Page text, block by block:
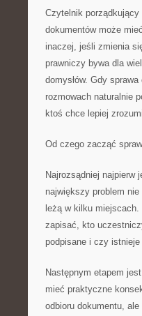
Czytelnik porządkujący
dokumentów może
inaczej, jeśli zmienia
prawniczy bywa dla
domysłów. Gdy
rozmowach naturalnie
ktoś chce lepiej
Od czego zacząć
Najrozsądniej najpierw
największy problem
leżą w kilku
zapisać, kto
podpisane i czy
Następnym etapem
mieć praktyczne
odbioru dokumentu,